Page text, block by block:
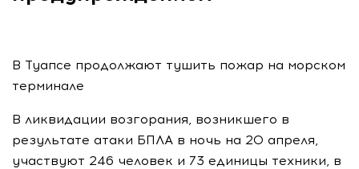
В Туапсе продолжают тушить пожар на морском
терминале
В ликвидации возгорания, возникшего в
результате атаки БПЛА в ночь на 20 апреля,
участвуют 246 человек и 73 единицы техники, в